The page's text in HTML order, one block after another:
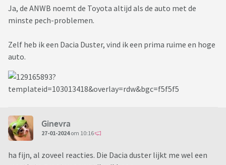
Ja, de ANWB noemt de Toyota altijd als de auto met de
minste pech-problemen.
Zelf heb ik een Dacia Duster, vind ik een prima ruime en hoge
auto.
Ginevra
27-01-2024om 10:16
ha fijn, al zoveel reacties. Die Dacia duster lijkt me wel een